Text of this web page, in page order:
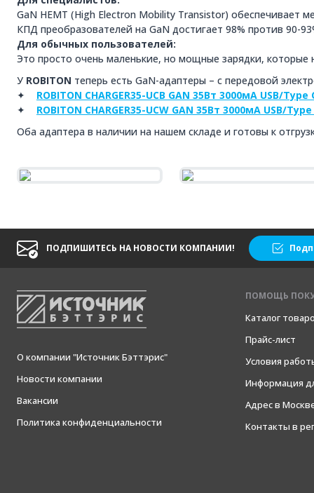
GaN HEMT (High Electron Mobility Transistor) обеспечивает
КПД преобразователей на GaN достигает 98% против 90-
Для обычных пользователей:
Это просто очень маленькие, но мощные зарядки, которые
У ROBITON теперь есть GaN-адаптеры – с передовой
✦ ROBITON CHARGER35-UCB GAN 35Вт 3000мА USB/Type
✦ ROBITON CHARGER35-UCW GAN 35Вт 3000мА USB/Type
Оба адаптера в наличии на нашем складе и готовы к
ПОДПИШИТЕСЬ НА НОВОСТИ КОМПАНИИ!
О компании "Источник Бэттэрис"
Новости компании
Вакансии
Политика конфиденциальности
ПОМОЩЬ
Каталог
Прайс-лист
Условия
Информация
Адрес в
Контакты в